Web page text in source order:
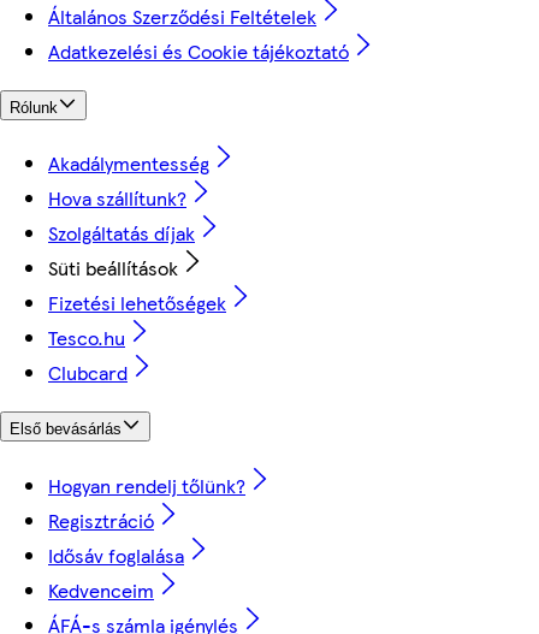
Általános Szerződési Feltételek
Adatkezelési és Cookie tájékoztató
Rólunk
Akadálymentesség
Hova szállítunk?
Szolgáltatás díjak
Süti beállítások
Fizetési lehetőségek
Tesco.hu
Clubcard
Első bevásárlás
Hogyan rendelj tőlünk?
Regisztráció
Idősáv foglalása
Kedvenceim
ÁFÁ-s számla igénylés